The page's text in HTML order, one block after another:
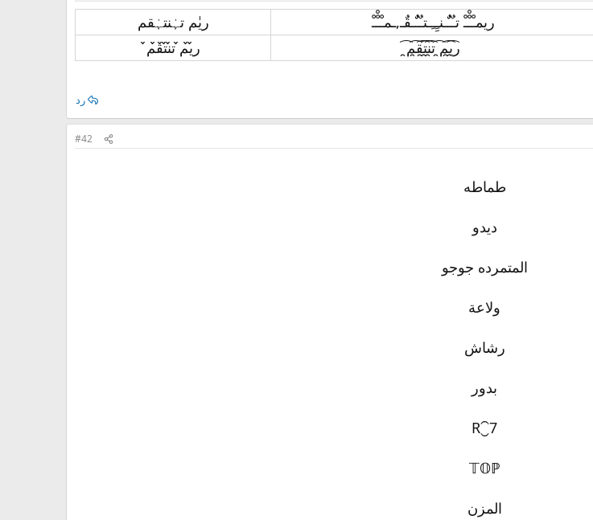
ريمـْـْْـْ تـٌـٌٌـنـِِـِـتـٌـٌٌـقٌـ,ـمـْـْْـْ
ريٰم تہٰنتہٰقم
ر̯͡ي̯͡م̯͡ ت̯͡ن̯͡ت̯͡ق̯͡م̯͡ ر̀́ي̀́م̀́ ت̀́ن̀́ت̀́ق̀́م̀́
رد
#42
طماطه
ديدو
المتمرده جوجو
ولاعة
رشاش
بدور
R⁐7
𝕋𝕆ℙ
المزن